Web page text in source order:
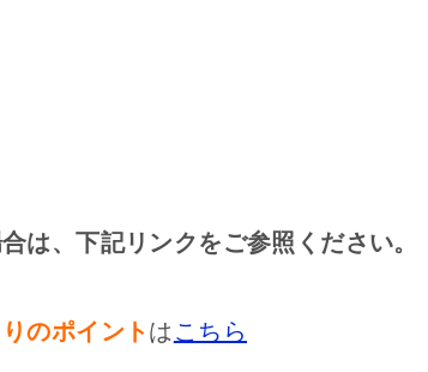
は、下記リンクをご参照ください。
のポイントは こちら